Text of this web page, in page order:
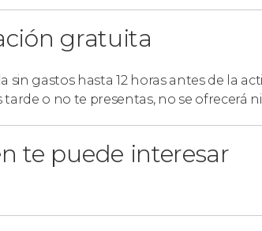
gratuita
sin gastos hasta 12 horas antes de la
tarde o no te presentas, no se ofrecerá
te puede interesar